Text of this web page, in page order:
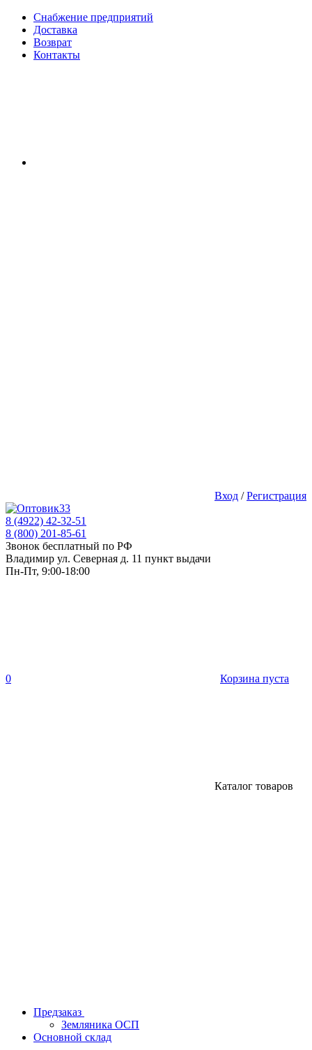
Снабжение предприятий
Доставка
Возврат
Контакты
Вход /Регистрация
8 (4922) 42-32-51
8 (800) 201-85-61
Звонок бесплатный по РФ
Владимир ул. Северная д. 11 пункт выдачи
Пн-Пт, 9:00-18:00
0 Корзина пуста
Каталог товаров
Предзаказ
Земляника ОСП
Основной склад